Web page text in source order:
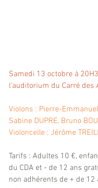
Samedi 13 octobre à
l'auditorium du Carré des
Violons : Pierre-Emmanuel
Sabine DUPRE, Bruno
Violoncelle : Jérôme
Tarifs : Adultes 10 €,
du CDA et - de 12 ans
non adhérents de + de 12